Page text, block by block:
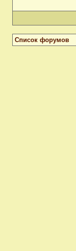
Список форумов